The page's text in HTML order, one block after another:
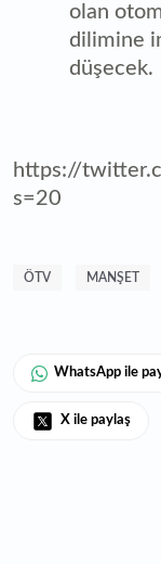
olan
dilimine
düşecek.
https://
s=20
ÖTV MANŞET
WhatsApp ile
X ile paylaş